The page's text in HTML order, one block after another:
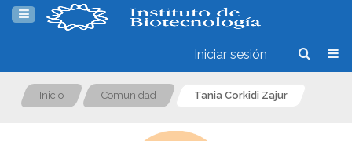
Iniciar sesión
Inicio Comunidad Tania Corkidi Zajur